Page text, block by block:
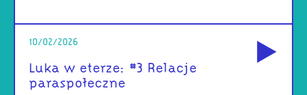
10/02/2026
Luka w eterze: #3 Relacje
paraspołeczne